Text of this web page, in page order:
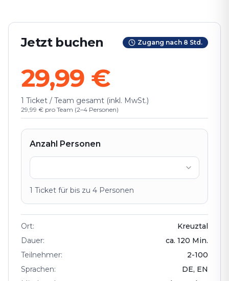
Jetzt buchen Zugang nach 8 Std.
29,99 €
1 Ticket / Team gesamt (inkl. MwSt.)
29,99 € pro Team (2–4 Personen)
Anzahl Personen
1 Ticket für bis zu 4 Personen
Ort:
Kreuztal
Dauer: ca. 120 Min.
Teilnehmer: 2-100
Sprachen:
DE, EN